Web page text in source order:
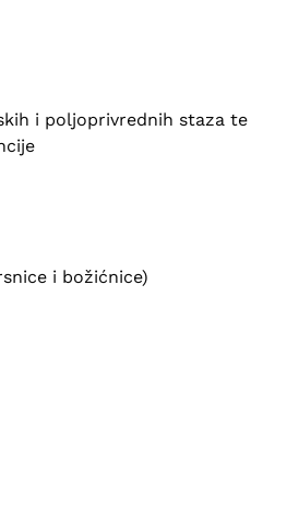
i poljoprivrednih staza te
i božićnice)